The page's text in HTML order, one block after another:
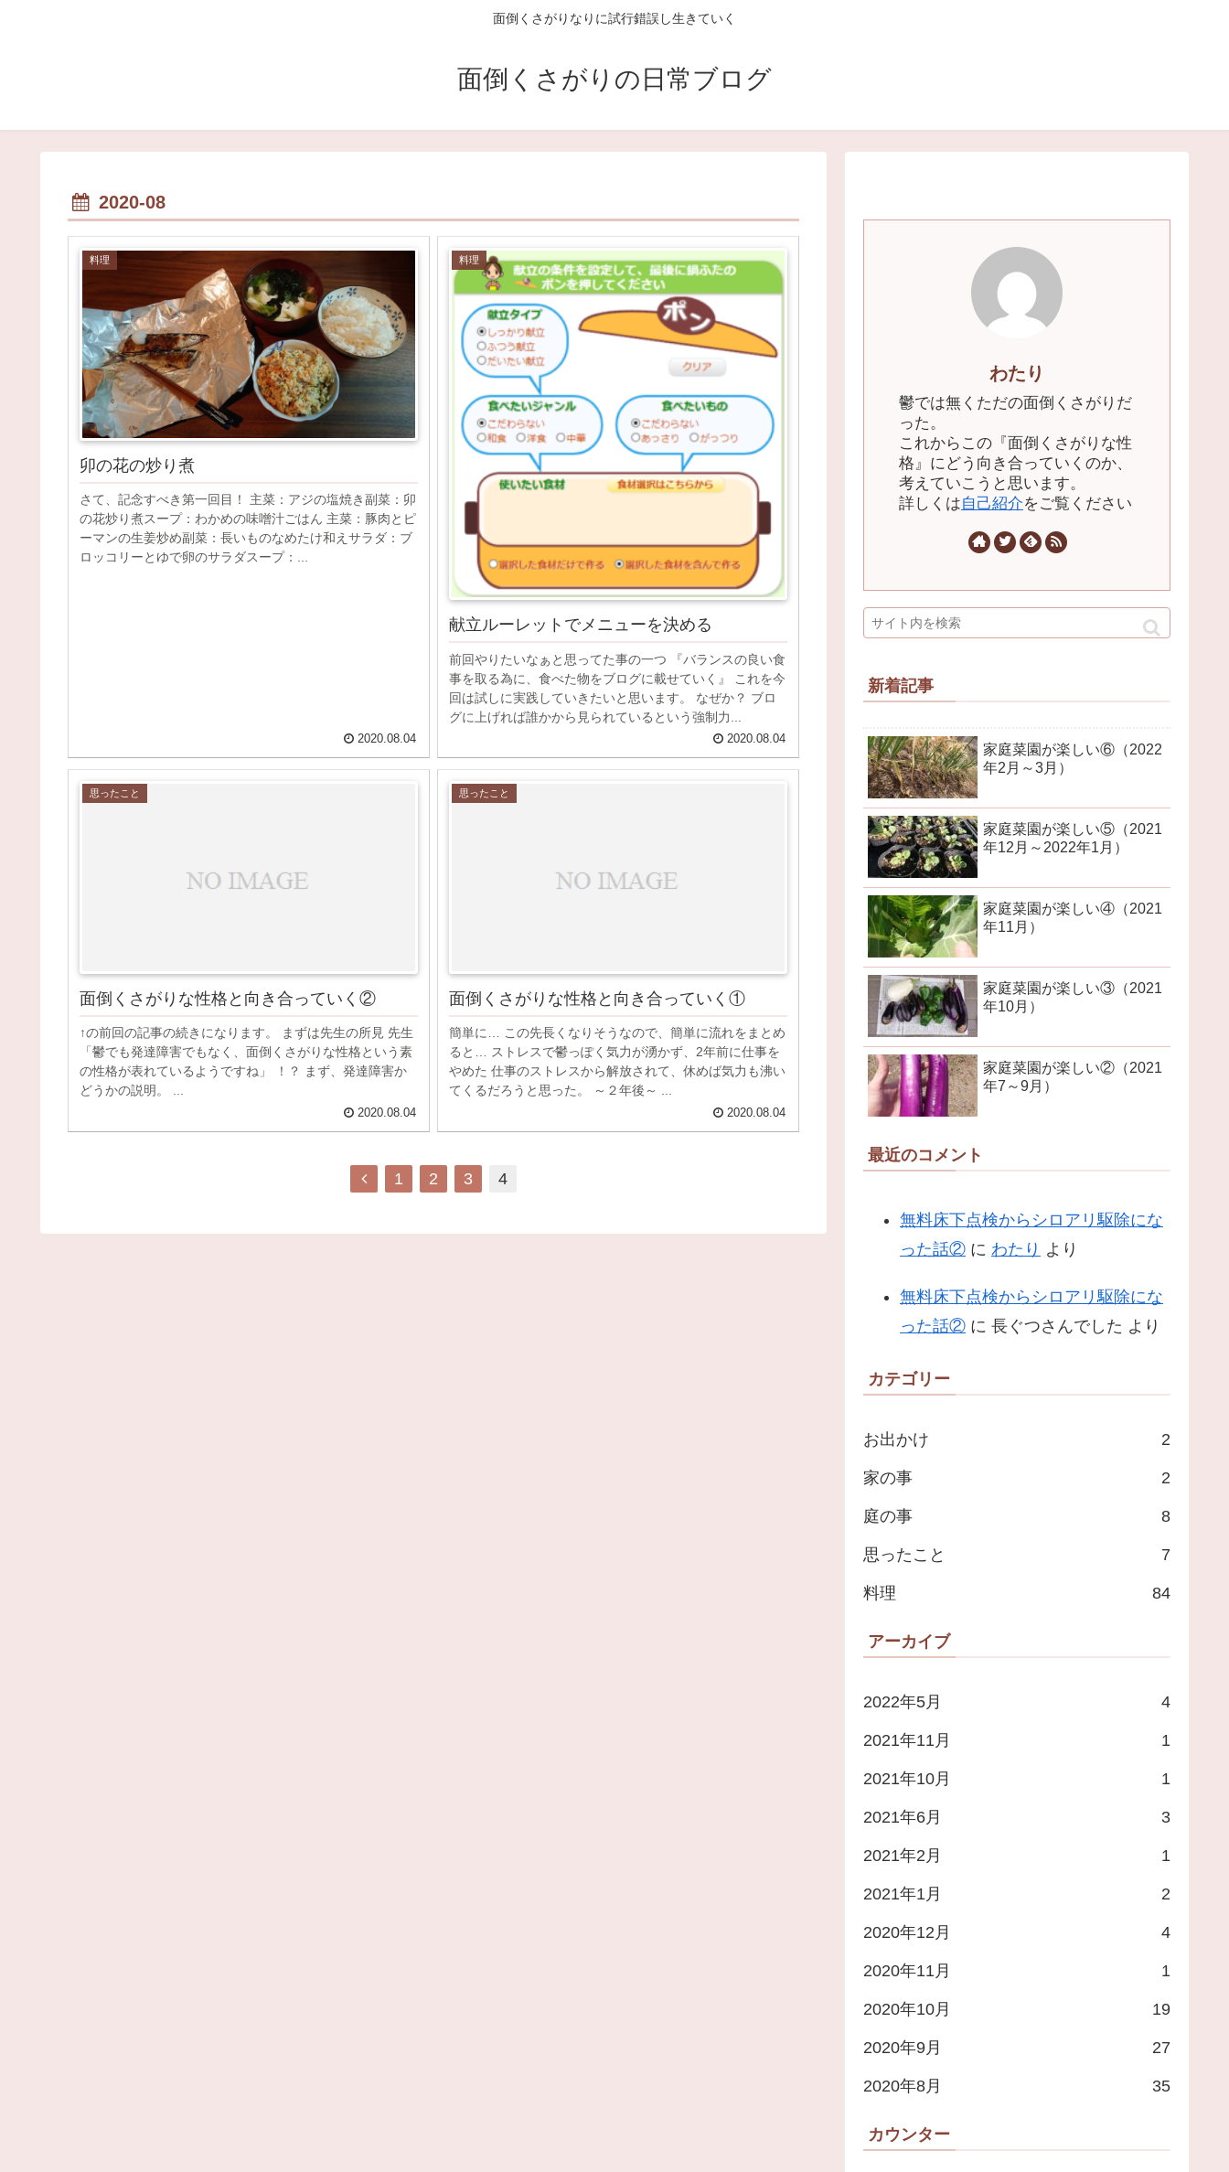
面倒くさがりなりに試行錯誤し生きていく
面倒くさがりの日常ブログ
2020-08
料理
卯の花の炒り煮
さて、記念すべき第一回目！ 主菜：アジの塩焼き副菜：卯
の花炒り煮スープ：わかめの味噌汁ごはん 主菜：豚肉とピ
ーマンの生姜炒め副菜：長いものなめたけ和えサラダ：ブ
ロッコリーとゆで卵のサラダスープ：...
2020.08.04
料理
献立ルーレットでメニューを決める
前回やりたいなぁと思ってた事の一つ 『バランスの良い食
事を取る為に、食べた物をブログに載せていく』 これを今
回は試しに実践していきたいと思います。 なぜか？ ブロ
グに上げれば誰かから見られているという強制力...
2020.08.04
思ったこと
面倒くさがりな性格と向き合っていく②
↑の前回の記事の続きになります。 まずは先生の所見 先生
「鬱でも発達障害でもなく、面倒くさがりな性格という素
の性格が表れているようですね」 ！？ まず、発達障害か
どうかの説明。 ...
2020.08.04
思ったこと
面倒くさがりな性格と向き合っていく①
簡単に… この先長くなりそうなので、簡単に流れをまとめ
ると… ストレスで鬱っぽく気力が湧かず、2年前に仕事を
やめた 仕事のストレスから解放されて、休めば気力も沸い
てくるだろうと思った。 ～２年後～ ...
2020.08.04
1 2 3 4
わたり
鬱では無くただの面倒くさがりだ
った。
これからこの『面倒くさがりな性
格』にどう向き合っていくのか、
考えていこうと思います。
詳しくは自己紹介をご覧ください
新着記事
家庭菜園が楽しい⑥（2022
年2月～3月）
家庭菜園が楽しい⑤（2021
年12月～2022年1月）
家庭菜園が楽しい④（2021
年11月）
家庭菜園が楽しい③（2021
年10月）
家庭菜園が楽しい②（2021
年7～9月）
最近のコメント
無料床下点検からシロアリ駆除にな
った話② に わたり より
無料床下点検からシロアリ駆除にな
った話② に 長ぐつさんでした より
カテゴリー
お出かけ 2
家の事 2
庭の事 8
思ったこと 7
料理 84
アーカイブ
2022年5月 4
2021年11月 1
2021年10月 1
2021年6月 3
2021年2月 1
2021年1月 2
2020年12月 4
2020年11月 1
2020年10月 19
2020年9月 27
2020年8月 35
カウンター